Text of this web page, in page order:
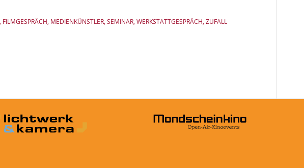
FILMGESPRÄCH MEDIENKÜNSTLER SEMINAR WERKSTATTGESPRÄCH ZUFALL